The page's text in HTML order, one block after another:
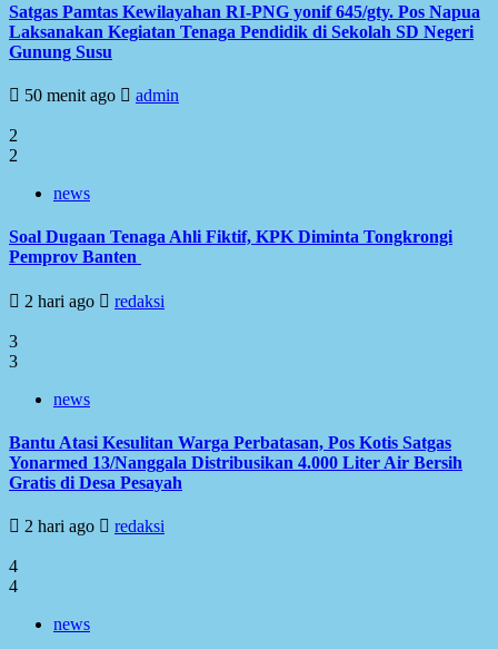
Satgas Pamtas Kewilayahan RI-PNG yonif 645/gty. Pos Napua
Laksanakan Kegiatan Tenaga Pendidik di Sekolah SD Negeri
Gunung Susu
50 menit ago admin
2
2
news
Soal Dugaan Tenaga Ahli Fiktif, KPK Diminta Tongkrongi
Pemprov Banten
2 hari ago redaksi
3
3
news
Bantu Atasi Kesulitan Warga Perbatasan, Pos Kotis Satgas
Yonarmed 13/Nanggala Distribusikan 4.000 Liter Air Bersih
Gratis di Desa Pesayah
2 hari ago redaksi
4
4
news